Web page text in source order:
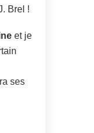
Brel !
et je
ses